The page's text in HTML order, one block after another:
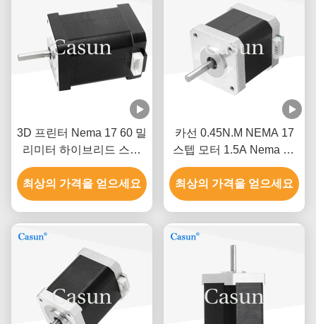
3D 프린터 Nema 17 60 밀
리미터 하이브리드 스텝
모터 0.5A 0.78N.M 2는 단
계적으로 시행합니다
최상의 가격을 얻으세요
카선 0.45N.M NEMA 17
스텝 모터 1.5A Nema 17
48 밀리미터 2 단계 1.8 급
최상의 가격을 얻으세요